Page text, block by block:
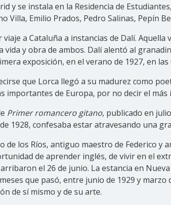
y se instala en la Residencia de
Villa, Emilio Prados, Pedro Salinas, Pepín
a Cataluña a instancias de Dalí.
y obra de ambos. Dalí alentó al
exposición, en el verano de 1927, en las
que Lorca llegó a su madurez como
importantes de Europa, por no decir el
Primer romancero gitano, publicado en
1928, confesaba estar atravesando una
de los Ríos, antiguo maestro de Federico
de aprender inglés, de vivir en el
el 26 de junio. La estancia en
que pasó, entre junio de 1929 y
de sí mismo y de su arte.